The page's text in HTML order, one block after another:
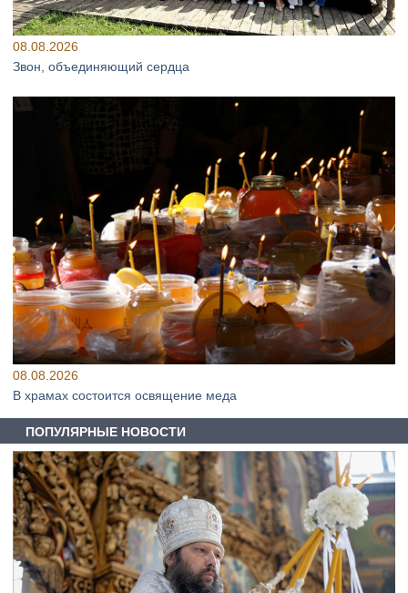
08.08.2026
Звон, объединяющий сердца
08.08.2026
В храмах состоится освящение меда
ПОПУЛЯРНЫЕ НОВОСТИ